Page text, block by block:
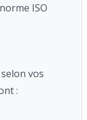
ISO
vos
: